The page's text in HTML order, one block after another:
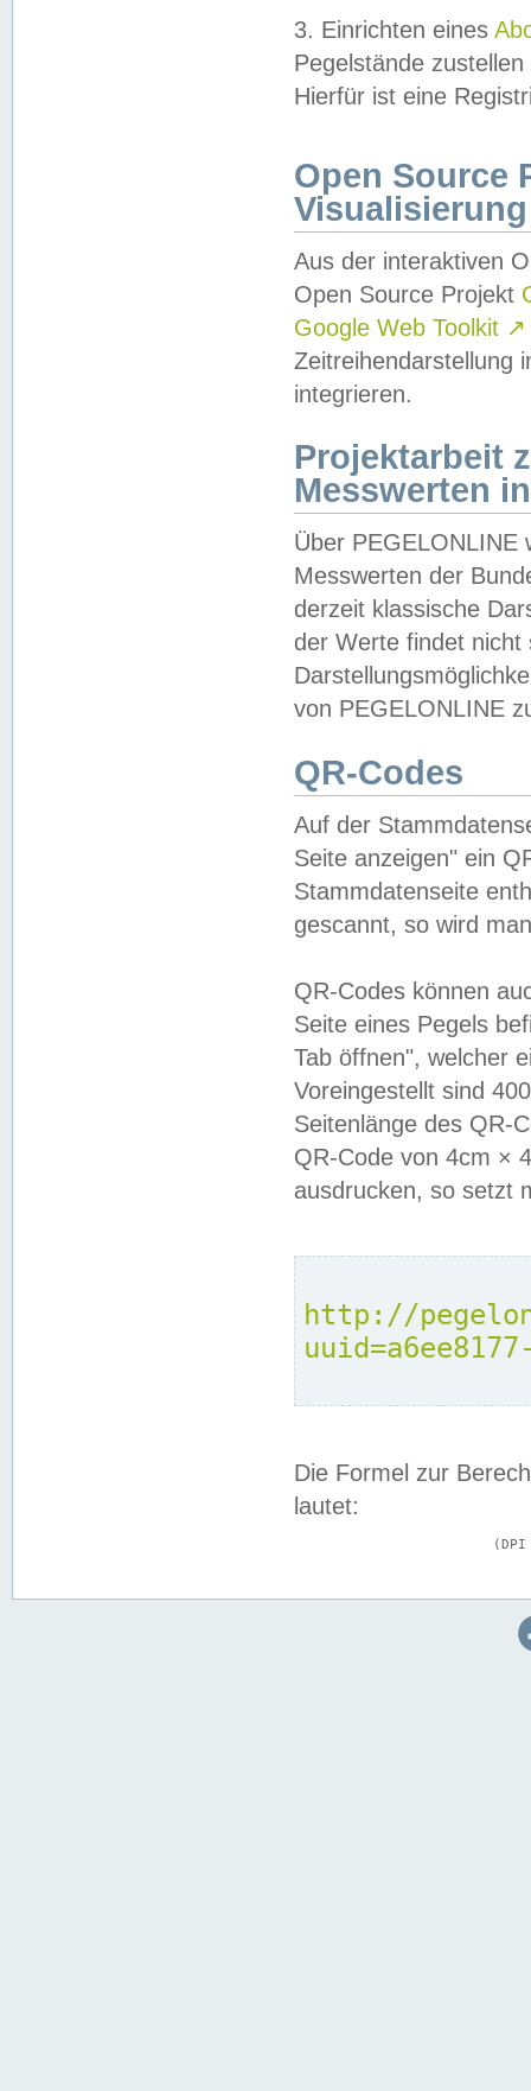
3. Einrichten eines
Pegelstände
Hierfür ist eine
Open Source
Visualisierung
Aus der interaktiven
Open Source Projekt
Google Web Toolkit ↗
Zeitreihendarstellung
integrieren.
Projektarbeit
Messwerten
Über PEGELONLINE
Messwerten der
derzeit klassische
der Werte findet
von PEGELONLINE
QR-Codes
Auf der
Seite anzeigen" ein
Stammdatenseite
gescannt, so wird
QR-Codes können
Seite eines Pegels
Tab öffnen", welcher
Voreingestellt sind
Seitenlänge des QR-
QR-Code von 4cm ×
ausdrucken, so setzt
http://
Die Formel zur
lautet: